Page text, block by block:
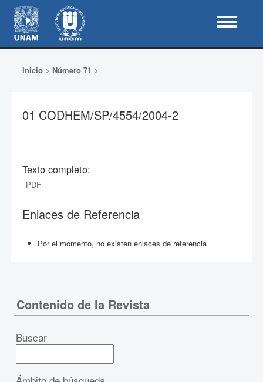
Inicio> Número 71 >
01 CODHEM/SP/4554/2004-2
Texto completo:
PDF
Enlaces de Referencia
Por el momento, no existen enlaces de referencia
Contenido de la Revista
Buscar